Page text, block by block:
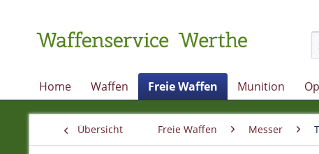
Home Waffen Freie Waffen Munition
Übersicht Freie Waffen Messer